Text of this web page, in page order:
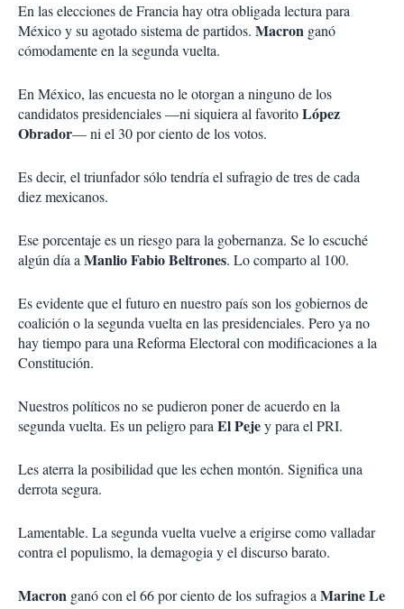
En las elecciones de Francia hay otra obligada lectura para
México y su agotado sistema de partidos. Macron ganó
cómodamente en la segunda vuelta.
En México, las encuesta no le otorgan a ninguno de los
candidatos presidenciales —ni siquiera al favoritoLópez
Obrador— ni el 30 por ciento de los votos.
Es decir, el triunfador sólo tendría el sufragio de tres de cada
diez mexicanos.
Ese porcentaje es un riesgo para la gobernanza. Se lo escuché
algún día a Manlio Fabio Beltrones. Lo comparto al 100.
Es evidente que el futuro en nuestro país son los gobiernos de
coalición o la segunda vuelta en las presidenciales. Pero ya no
hay tiempo para una Reforma Electoral con modificaciones a la
Constitución.
Nuestros políticos no se pudieron poner de acuerdo en la
segunda vuelta. Es un peligro para El Pejey para el PRI.
Les aterra la posibilidad que les echen montón. Significa una
derrota segura.
Lamentable. La segunda vuelta vuelve a erigirse como valladar
contra el populismo, la demagogia y el discurso barato.
Macron ganó con el 66 por ciento de los sufragios a Marine Le